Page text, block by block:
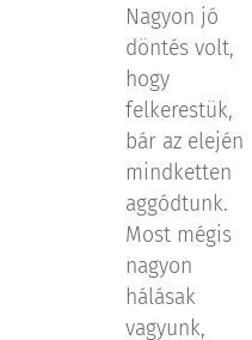
Nagyon jó
döntés volt,
hogy
felkerestük,
bár az elején
mindketten
aggódtunk.
Most mégis
nagyon
hálásak
vagyunk,